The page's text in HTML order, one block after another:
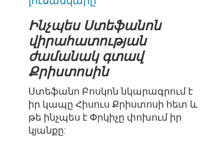
Ինչպես Ստեֆանոն
վիրահատության
ժամանակ գտավ
Քրիստոսին
Ստեֆանո Բոսկոն նկարագրում է
իր կապը Հիսուս Քրիստոսի հետ և
թե ինչպես է Փրկիչը փոխում իր
կյանքը: